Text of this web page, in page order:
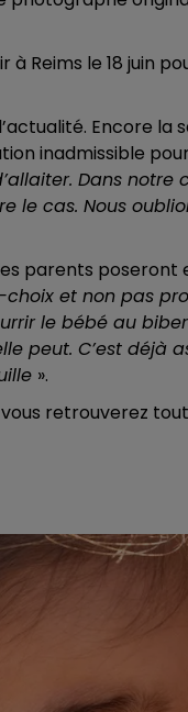
Reims le 18 juin
Encore
inadmissible
Dans notre
le cas. Nous
parents
et non pas
le bébé au
peut. C’est
».
retrouverez